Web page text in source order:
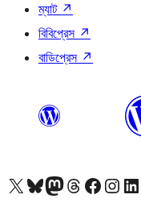
ম্যাট ↗
বিবিপ্রেস ↗
বাডিপ্রেস ↗
আমাদের X (আগের টুইটার) অ্যাকাউন্টে যানআমাদের Bluesky অ্যাকাউন্টটি দেখুনআমাদের মাস্টোডন অ্যাকাউন্টটি দেখুনআমাদের থ্রেডস অ্যাকাউন্টটি দেখুনআমাদের ফেসবুক পেজ দেখুনআমাদের ইন্সটাগ্রাম অ্যাকাউন্ট দেখুনআমাদের লিঙ্কডইন অ্যাকাউন্টে যান